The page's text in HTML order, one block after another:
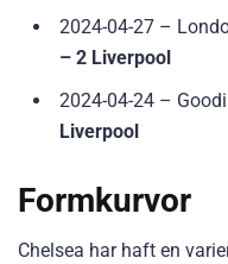
2024-04-27 –
– 2 Liverpool
2024-04-24 –
Liverpool
Formkurvor
Chelsea har haft en